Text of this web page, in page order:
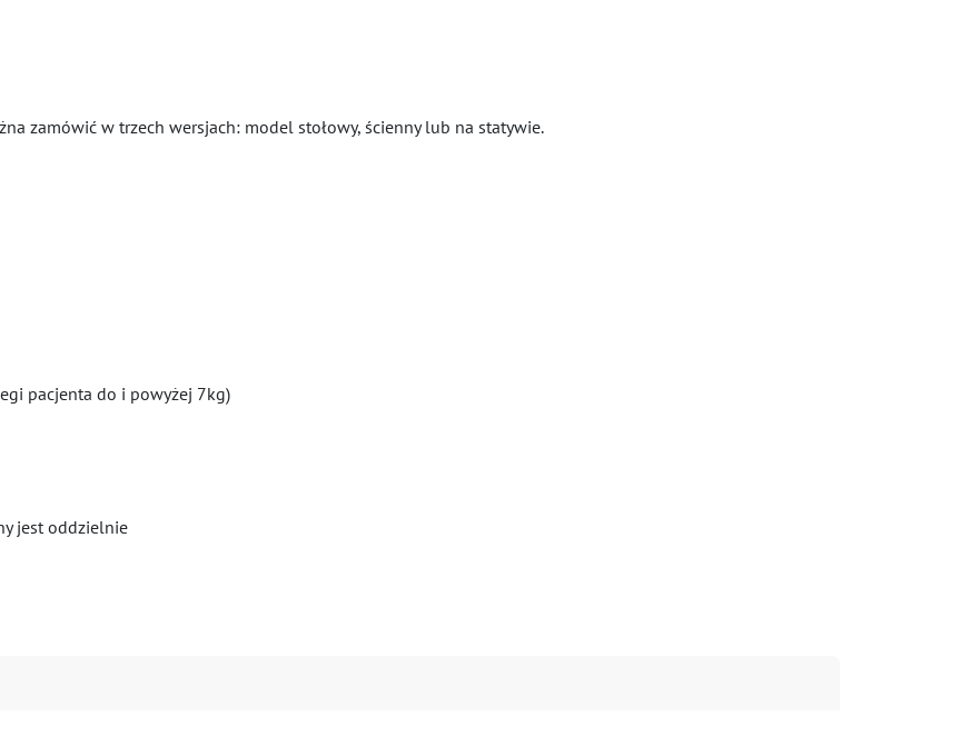
zamówić w trzech wersjach: model stołowy, ścienny lub na statywie.
pacjenta do i powyżej 7kg)
jest oddzielnie